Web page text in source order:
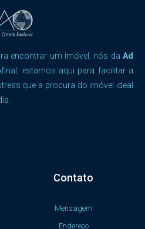
encontrar um imóvel, nós da Ad
estamos aqui para facilitar a
que a procura do imóvel ideal
Contato
Mensagem
Endereço